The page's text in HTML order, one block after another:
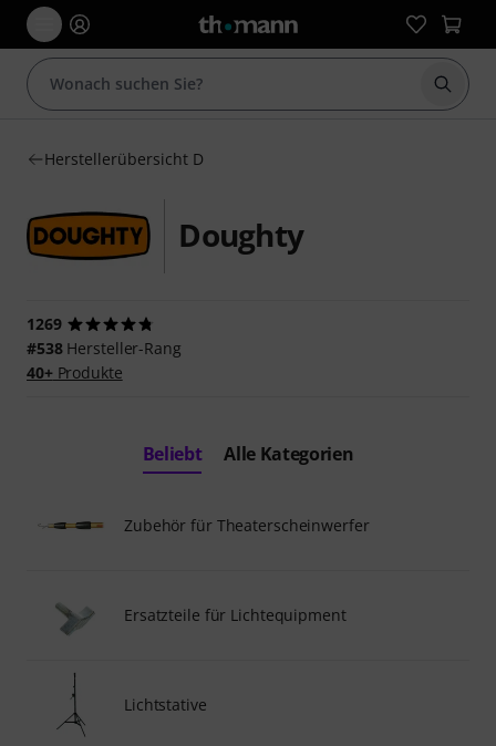
Suche
Herstellerübersicht D
Doughty
1269
#538Hersteller-Rang
40+Produkte
Beliebt Alle Kategorien
Zubehör für Theaterscheinwerfer
Ersatzteile für Lichtequipment
Lichtstative